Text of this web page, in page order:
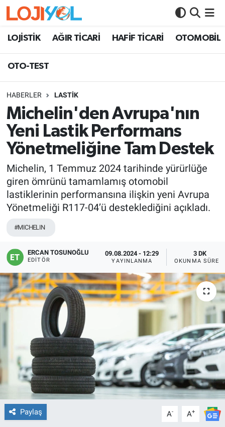
LOJİSTİK AĞIR TİCARİ HAFİF TİCARİ OTOMOBİL
OTO-TEST
HABERLER LASTİK
Michelin'den Avrupa'nın
Yeni Lastik Performans
Yönetmeliğine Tam Destek
Michelin, 1 Temmuz 2024 tarihinde yürürlüğe
giren ömrünü tamamlamış otomobil
lastiklerinin performansına ilişkin yeni Avrupa
Yönetmeliği R117-04’ü desteklediğini açıkladı.
#MICHELIN
ERCAN TOSUNOĞLU
EDITÖR
09.08.2024 - 12:29
YAYINLANMA
3 DK
OKUNMA SÜRESI
Paylaş A- A+
OTO-TEST